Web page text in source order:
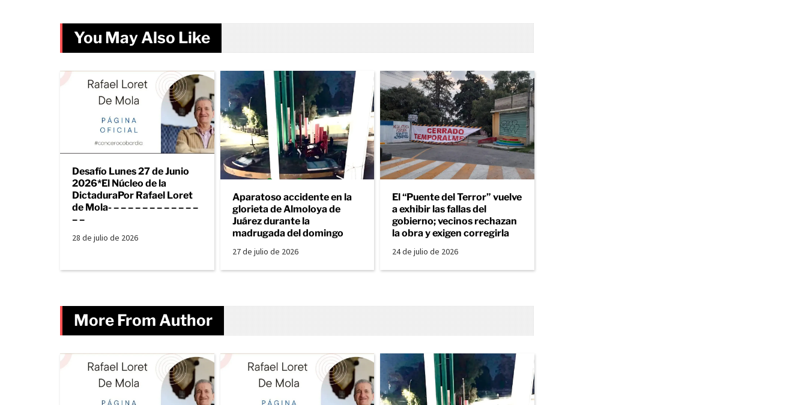
You May Also Like
Desafío Lunes 27 de Junio
2026*El Núcleo de la
DictaduraPor Rafael Loret
de Mola- – – – – – – – – – – – –
– –
28 de julio de 2026
Aparatoso accidente en la
glorieta de Almoloya de
Juárez durante la
madrugada del domingo
27 de julio de 2026
El “Puente del Terror” vuelve
a exhibir las fallas del
gobierno; vecinos rechazan
la obra y exigen corregirla
24 de julio de 2026
More From Author